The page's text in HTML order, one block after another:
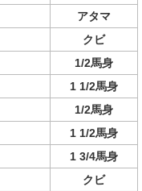
アタマ
クビ
1/2馬身
1 1/2馬身
1/2馬身
1 1/2馬身
1 3/4馬身
クビ